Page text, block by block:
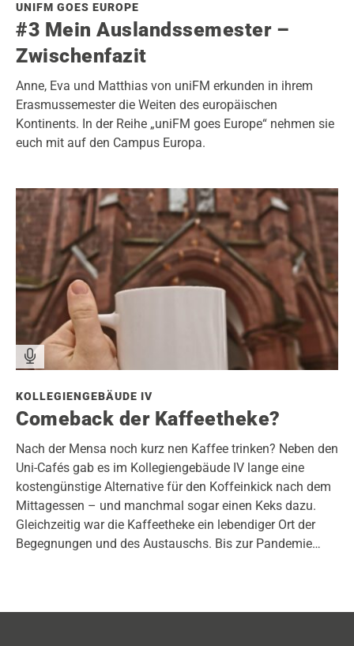
UNIFM GOES EUROPE
#3 Mein Auslandssemester –
Zwischenfazit
Anne, Eva und Matthias von uniFM erkunden in ihrem
Erasmussemester die Weiten des europäischen
Kontinents. In der Reihe „uniFM goes Europe“ nehmen sie
euch mit auf den Campus Europa.
KOLLEGIENGEBÄUDE IV
Comeback der Kaffeetheke?
Nach der Mensa noch kurz nen Kaffee trinken? Neben den
Uni-Cafés gab es im Kollegiengebäude IV lange eine
kostengünstige Alternative für den Koffeinkick nach dem
Mittagessen – und manchmal sogar einen Keks dazu.
Gleichzeitig war die Kaffeetheke ein lebendiger Ort der
Begegnungen und des Austauschs. Bis zur Pandemie…